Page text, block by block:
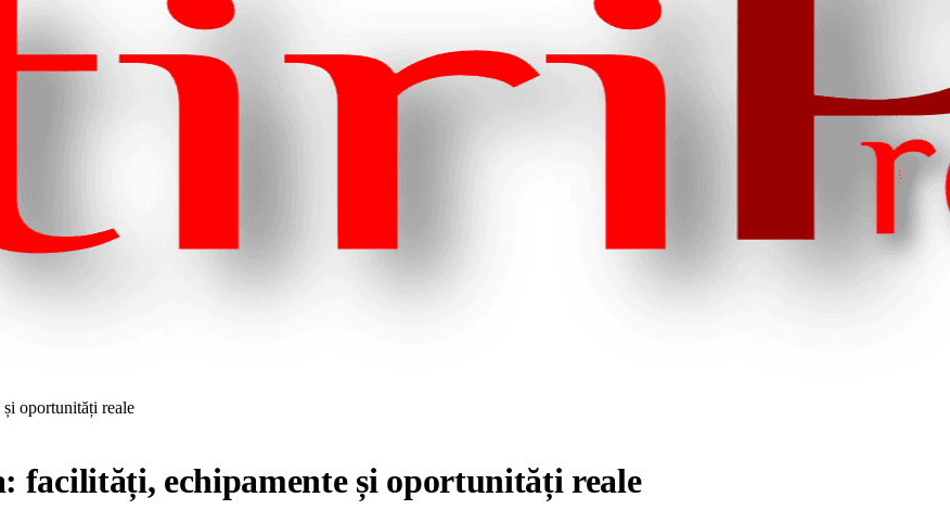
oportunități reale
facilități, echipamente și oportunități reale